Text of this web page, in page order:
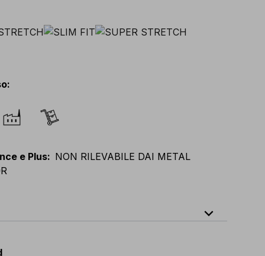
:
e Plus: NON RILEVABILE DAI METAL
expand_less